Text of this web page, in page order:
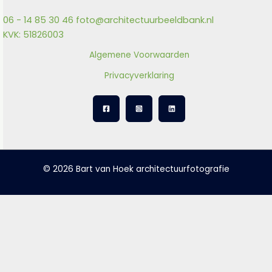
06 - 14 85 30 46 foto@architectuurbeeldbank.nl
KVK: 51826003
Algemene Voorwaarden
Privacyverklaring
© 2026 Bart van Hoek architectuurfotografie